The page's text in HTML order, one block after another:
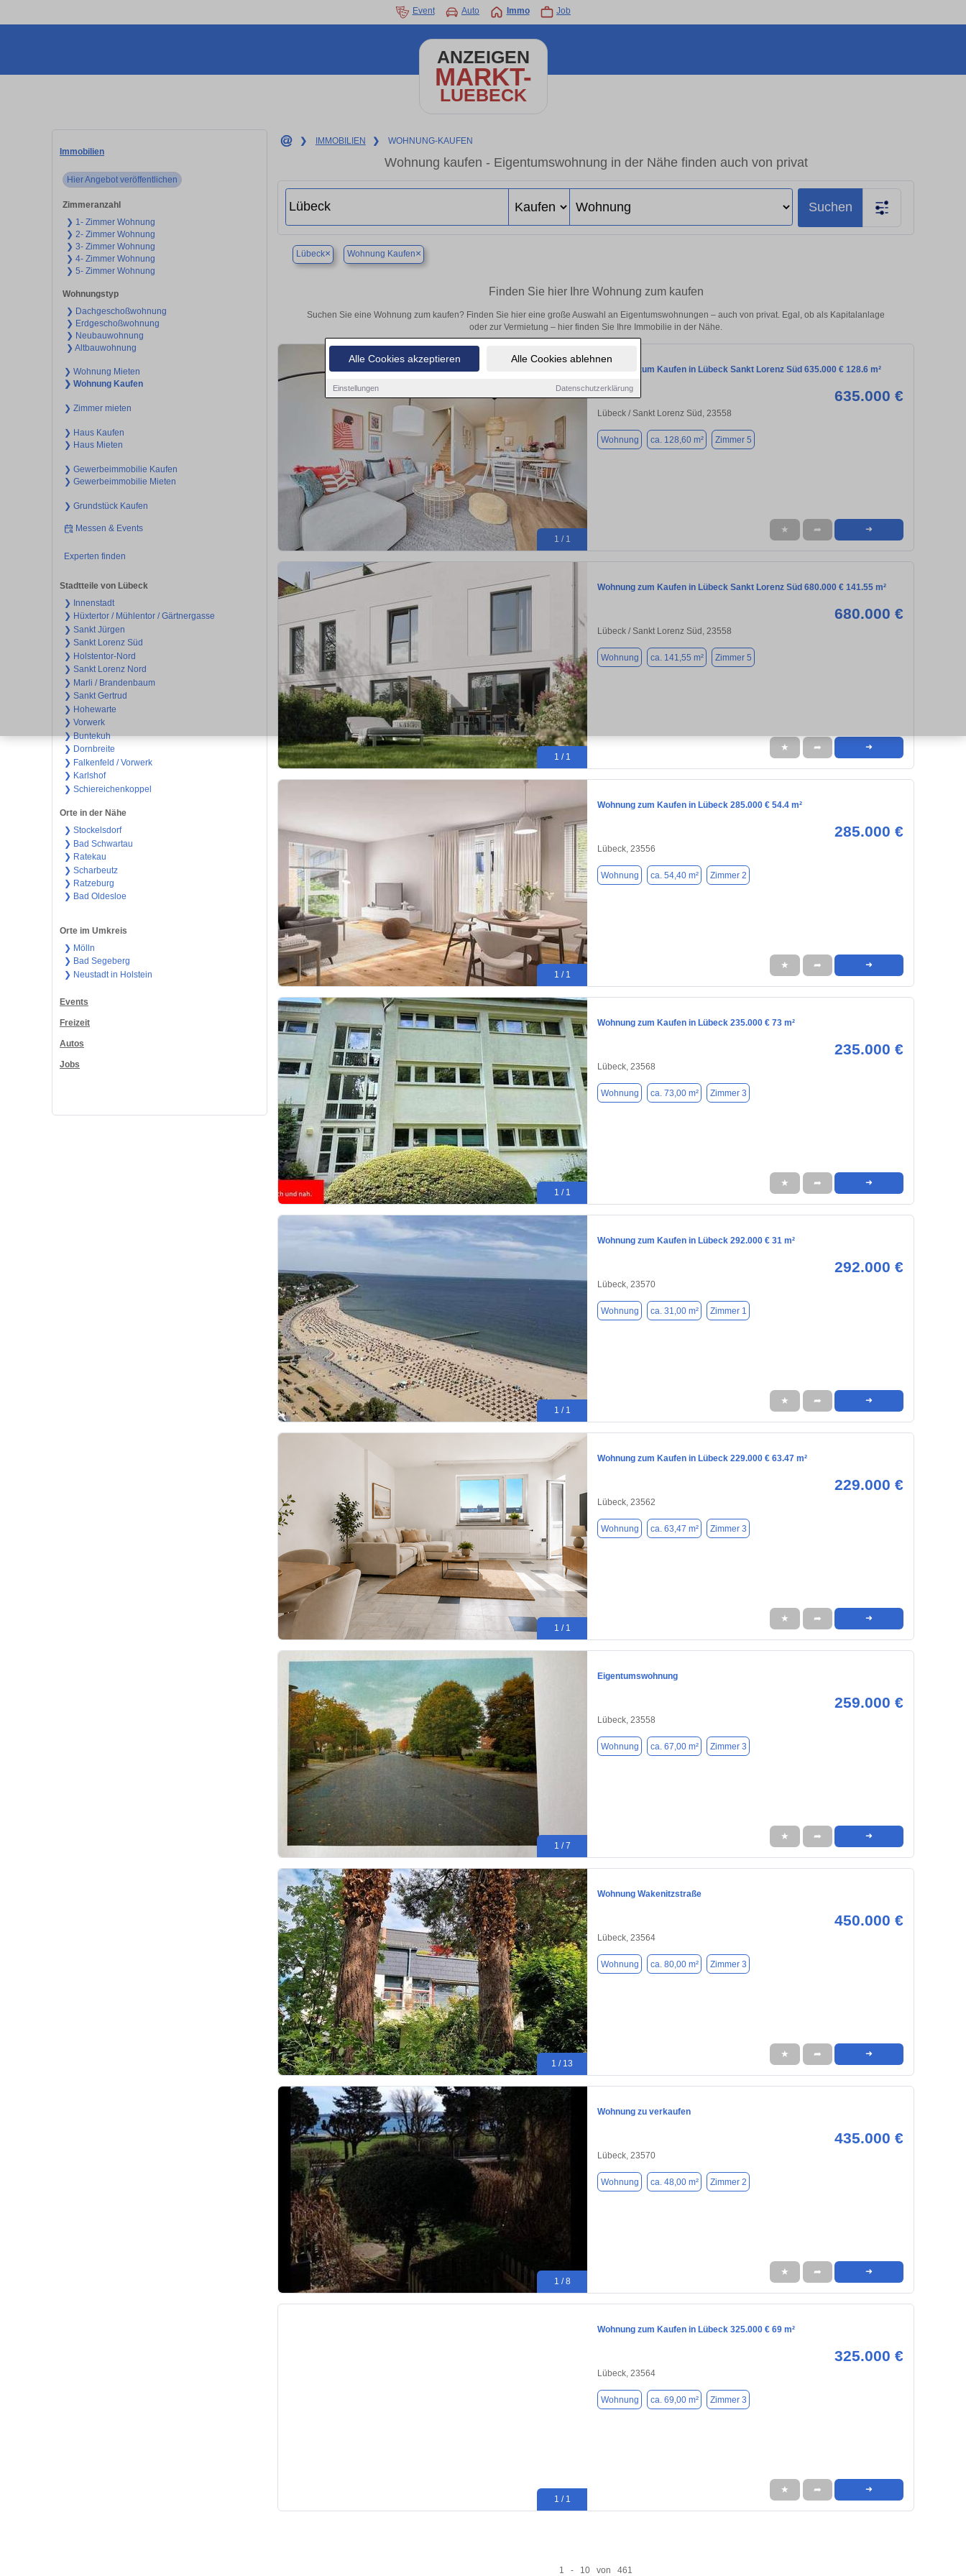
Alle Cookies akzeptieren Alle Cookies ablehnen
Einstellungen Datenschutzerklärung
Event Auto Immo Job
ANZEIGEN
MARKT-
LUEBECK
Immobilien
Hier Angebot veröffentlichen
Zimmeranzahl
❯ 1- Zimmer Wohnung
❯ 2- Zimmer Wohnung
❯ 3- Zimmer Wohnung
❯ 4- Zimmer Wohnung
❯ 5- Zimmer Wohnung
Wohnungstyp
❯ Dachgeschoßwohnung
❯ Erdgeschoßwohnung
❯ Neubauwohnung
❯ Altbauwohnung
❯ Wohnung Mieten
❯ Wohnung Kaufen
❯ Zimmer mieten
❯ Haus Kaufen
❯ Haus Mieten
❯ Gewerbeimmobilie Kaufen
❯ Gewerbeimmobilie Mieten
❯ Grundstück Kaufen
Messen & Events
Experten finden
Stadtteile von Lübeck
❯ Innenstadt
❯ Hüxtertor / Mühlentor / Gärtnergasse
❯ Sankt Jürgen
❯ Sankt Lorenz Süd
❯ Holstentor-Nord
❯ Sankt Lorenz Nord
❯ Marli / Brandenbaum
❯ Sankt Gertrud
❯ Hohewarte
❯ Vorwerk
❯ Buntekuh
❯ Dornbreite
❯ Falkenfeld / Vorwerk
❯ Karlshof
❯ Schiereichenkoppel
Orte in der Nähe
❯ Stockelsdorf
❯ Bad Schwartau
❯ Ratekau
❯ Scharbeutz
❯ Ratzeburg
❯ Bad Oldesloe
Orte im Umkreis
❯ Mölln
❯ Bad Segeberg
❯ Neustadt in Holstein
Events
Freizeit
Autos
Jobs
❯ IMMOBILIEN ❯ WOHNUNG-KAUFEN
Wohnung kaufen - Eigentumswohnung in der Nähe finden auch von privat
Suchen
Lübeck× Wohnung Kaufen×
Finden Sie hier Ihre Wohnung zum kaufen
Suchen Sie eine Wohnung zum kaufen? Finden Sie hier eine große Auswahl an Eigentumswohnungen – auch von privat. Egal, ob als Kapitalanlage
oder zur Vermietung – hier finden Sie Ihre Immobilie in der Nähe.
1 / 1
Wohnung zum Kaufen in Lübeck Sankt Lorenz Süd 635.000 € 128.6 m²
635.000 €
Lübeck / Sankt Lorenz Süd, 23558
Wohnung ca. 128,60 m² Zimmer 5
★ ➦ ➜
1 / 1
Wohnung zum Kaufen in Lübeck Sankt Lorenz Süd 680.000 € 141.55 m²
680.000 €
Lübeck / Sankt Lorenz Süd, 23558
Wohnung ca. 141,55 m² Zimmer 5
★ ➦ ➜
1 / 1
Wohnung zum Kaufen in Lübeck 285.000 € 54.4 m²
285.000 €
Lübeck, 23556
Wohnung ca. 54,40 m² Zimmer 2
★ ➦ ➜
1 / 1
Wohnung zum Kaufen in Lübeck 235.000 € 73 m²
235.000 €
Lübeck, 23568
Wohnung ca. 73,00 m² Zimmer 3
★ ➦ ➜
1 / 1
Wohnung zum Kaufen in Lübeck 292.000 € 31 m²
292.000 €
Lübeck, 23570
Wohnung ca. 31,00 m² Zimmer 1
★ ➦ ➜
1 / 1
Wohnung zum Kaufen in Lübeck 229.000 € 63.47 m²
229.000 €
Lübeck, 23562
Wohnung ca. 63,47 m² Zimmer 3
★ ➦ ➜
1 / 7
Eigentumswohnung
259.000 €
Lübeck, 23558
Wohnung ca. 67,00 m² Zimmer 3
★ ➦ ➜
1 / 13
Wohnung Wakenitzstraße
450.000 €
Lübeck, 23564
Wohnung ca. 80,00 m² Zimmer 3
★ ➦ ➜
1 / 8
Wohnung zu verkaufen
435.000 €
Lübeck, 23570
Wohnung ca. 48,00 m² Zimmer 2
★ ➦ ➜
1 / 1
Wohnung zum Kaufen in Lübeck 325.000 € 69 m²
325.000 €
Lübeck, 23564
Wohnung ca. 69,00 m² Zimmer 3
★ ➦ ➜
1 - 10 von 461